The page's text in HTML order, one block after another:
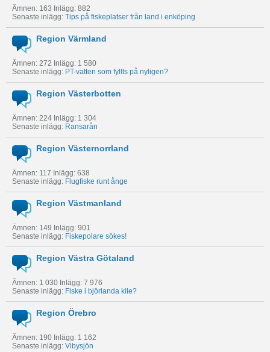
Ämnen: 163 Inlägg: 882
Senaste inlägg: Tips på fiskeplatser från land i enköping
Region Värmland
Ämnen: 272 Inlägg: 1 580
Senaste inlägg: PT-vatten som fyllts på nyligen?
Region Västerbotten
Ämnen: 224 Inlägg: 1 304
Senaste inlägg: Ransarån
Region Västernorrland
Ämnen: 117 Inlägg: 638
Senaste inlägg: Flugfiske runt ånge
Region Västmanland
Ämnen: 149 Inlägg: 901
Senaste inlägg: Fiskepolare sökes!
Region Västra Götaland
Ämnen: 1 030 Inlägg: 7 976
Senaste inlägg: Fiske i björlanda kile?
Region Örebro
Ämnen: 190 Inlägg: 1 162
Senaste inlägg: Vibysjön